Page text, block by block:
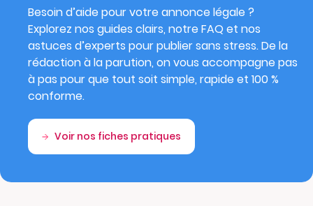
Besoin d’aide pour votre annonce légale ?
Explorez nos guides clairs, notre FAQ et nos
astuces d’experts pour publier sans stress. De la
rédaction à la parution, on vous accompagne pas
à pas pour que tout soit simple, rapide et 100 %
conforme.
Voir nos fiches pratiques